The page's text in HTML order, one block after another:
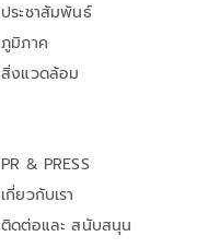
ประชาสัมพันธ์
ภูมิภาค
สิ่งแวดล้อม
PR & PRESS
เกี่ยวกับเรา
ติดต่อและ สนับสนุน